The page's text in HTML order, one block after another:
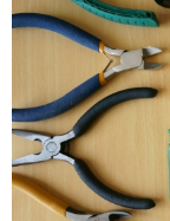
オーディション